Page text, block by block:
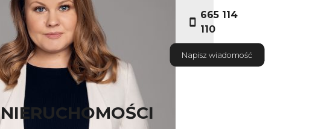
665 114
110
Napisz wiadomość
NIERUCHOMOŚCI